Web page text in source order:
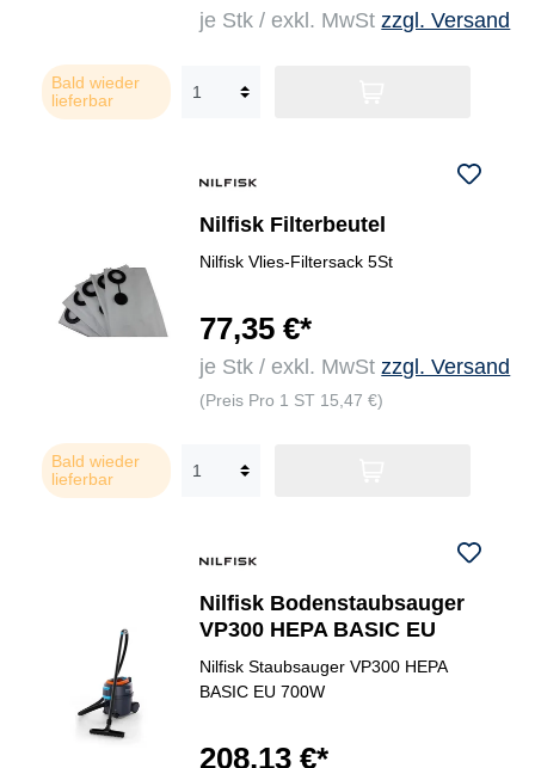
je Stk / exkl. MwStzzgl. Versand
Bald wieder
lieferbar
Nilfisk Filterbeutel
Nilfisk Vlies-Filtersack 5St
77,35 €*
je Stk / exkl. MwStzzgl. Versand
(Preis Pro 1 ST 15,47 €)
Bald wieder
lieferbar
Nilfisk Bodenstaubsauger
VP300 HEPA BASIC EU
Nilfisk Staubsauger VP300 HEPA
BASIC EU 700W
208,13 €*